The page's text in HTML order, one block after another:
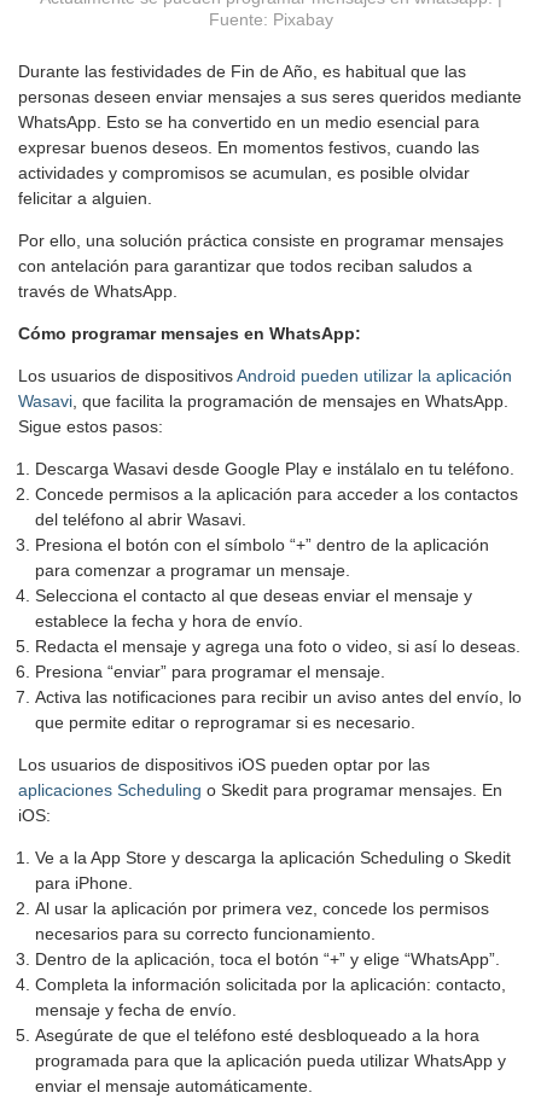
Fuente: Pixabay
Durante las festividades de Fin de Año, es habitual que las
personas deseen enviar mensajes a sus seres queridos mediante
WhatsApp. Esto se ha convertido en un medio esencial para
expresar buenos deseos. En momentos festivos, cuando las
actividades y compromisos se acumulan, es posible olvidar
felicitar a alguien.
Por ello, una solución práctica consiste en programar mensajes
con antelación para garantizar que todos reciban saludos a
través de WhatsApp.
Cómo programar mensajes en WhatsApp:
Los usuarios de dispositivosAndroid pueden utilizar la aplicación
Wasavi , que facilita la programación de mensajes en WhatsApp.
Sigue estos pasos:
Descarga Wasavi desde Google Play e instálalo en tu teléfono.
Concede permisos a la aplicación para acceder a los contactos
del teléfono al abrir Wasavi.
Presiona el botón con el símbolo “+” dentro de la aplicación
para comenzar a programar un mensaje.
Selecciona el contacto al que deseas enviar el mensaje y
establece la fecha y hora de envío.
Redacta el mensaje y agrega una foto o video, si así lo deseas.
Presiona “enviar” para programar el mensaje.
Activa las notificaciones para recibir un aviso antes del envío, lo
que permite editar o reprogramar si es necesario.
Los usuarios de dispositivos iOS pueden optar por las
aplicaciones Scheduling o Skedit para programar mensajes. En
iOS:
Ve a la App Store y descarga la aplicación Scheduling o Skedit
para iPhone.
Al usar la aplicación por primera vez, concede los permisos
necesarios para su correcto funcionamiento.
Dentro de la aplicación, toca el botón “+” y elige “WhatsApp”.
Completa la información solicitada por la aplicación: contacto,
mensaje y fecha de envío.
Asegúrate de que el teléfono esté desbloqueado a la hora
programada para que la aplicación pueda utilizar WhatsApp y
enviar el mensaje automáticamente.